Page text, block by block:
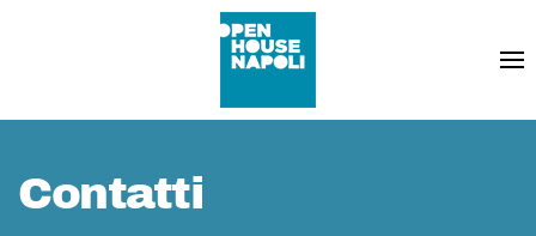
Contatti